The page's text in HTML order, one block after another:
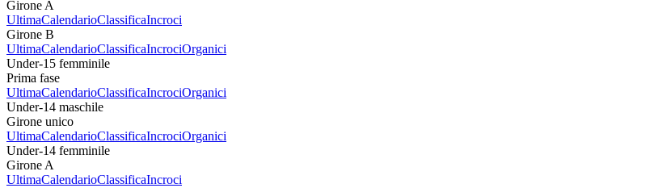
Girone A
UltimaCalendarioClassificaIncroci
Girone B
UltimaCalendarioClassificaIncrociOrganici
Under-15 femminile
Prima fase
UltimaCalendarioClassificaIncrociOrganici
Under-14 maschile
Girone unico
UltimaCalendarioClassificaIncrociOrganici
Under-14 femminile
Girone A
UltimaCalendarioClassificaIncroci